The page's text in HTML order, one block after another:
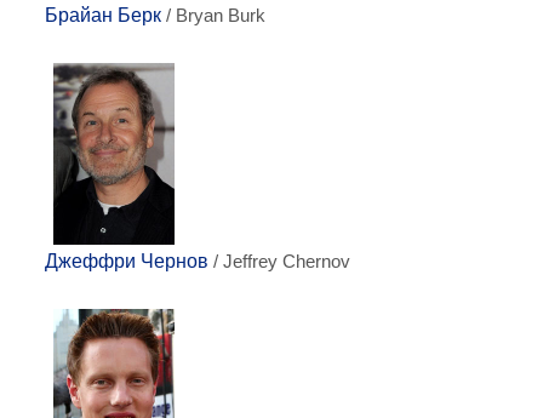
Брайан Берк / Bryan Burk
Джеффри Чернов / Jeffrey Chernov